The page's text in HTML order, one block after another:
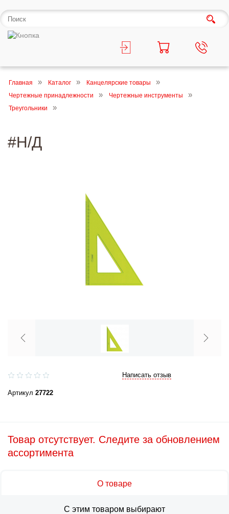
Главная Каталог
Канцелярские товары
Чертежные принадлежности
Чертежные инструменты
Треугольники
#Н/Д
Написать отзыв
Артикул 27722
Товар отсутствует. Следите за обновлением
ассортимента
О товаре
С этим товаром выбирают